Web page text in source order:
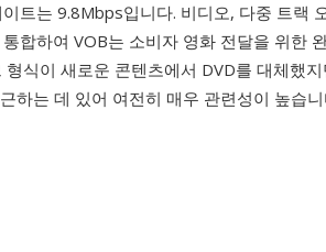
트는 9.8Mbps입니다. 비디오, 다중 트랙
합하여 VOB는 소비자 영화 전달을 위한
식이 새로운 콘텐츠에서 DVD를 대체했
하는 데 있어 여전히 매우 관련성이 높습니